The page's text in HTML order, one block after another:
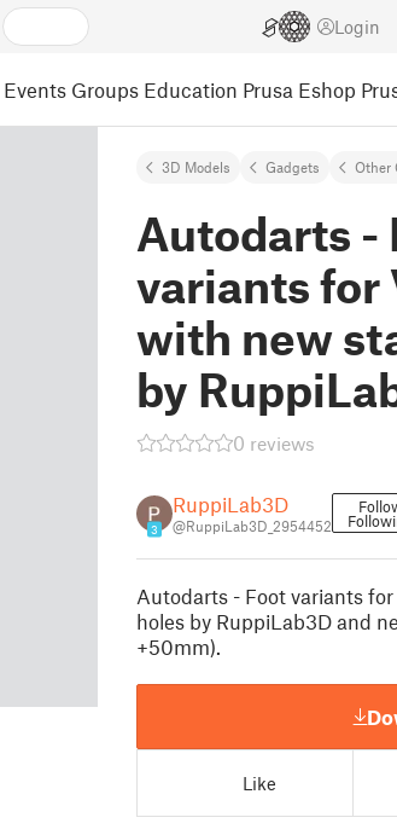
Login
Events Groups Education Prusa Eshop
3D Models Gadgets Other
Autodarts -
variants for
with new
by
0 reviews
3
RuppiLab3D
@RuppiLab3D_2954452
Autodarts - Foot variants
holes by RuppiLab3D and
+50mm).
Like